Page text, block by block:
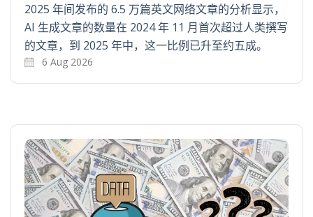
2025 年间发布的 6.5 万篇英文网络文章的分析显示，
AI 生成文章的数量在 2024 年 11 月首次超过人类撰写
的文章，到 2025 年中，这一比例已升至约五成。
6 Aug 2026